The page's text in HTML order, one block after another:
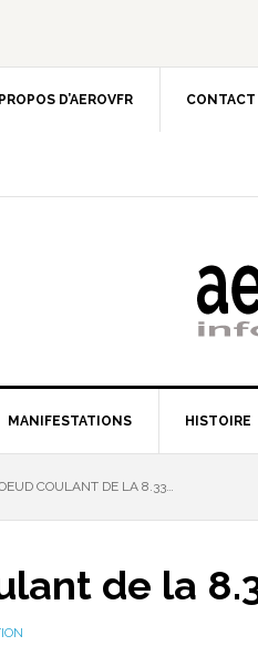
D’AEROVFR CONTACT
MANIFESTATIONS HISTOIRE
COULANT DE LA 8.33…
de la